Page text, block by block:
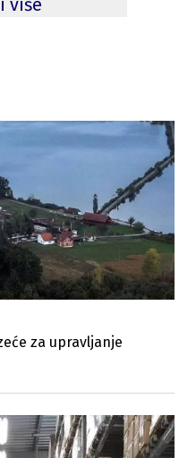
više
za upravljanje